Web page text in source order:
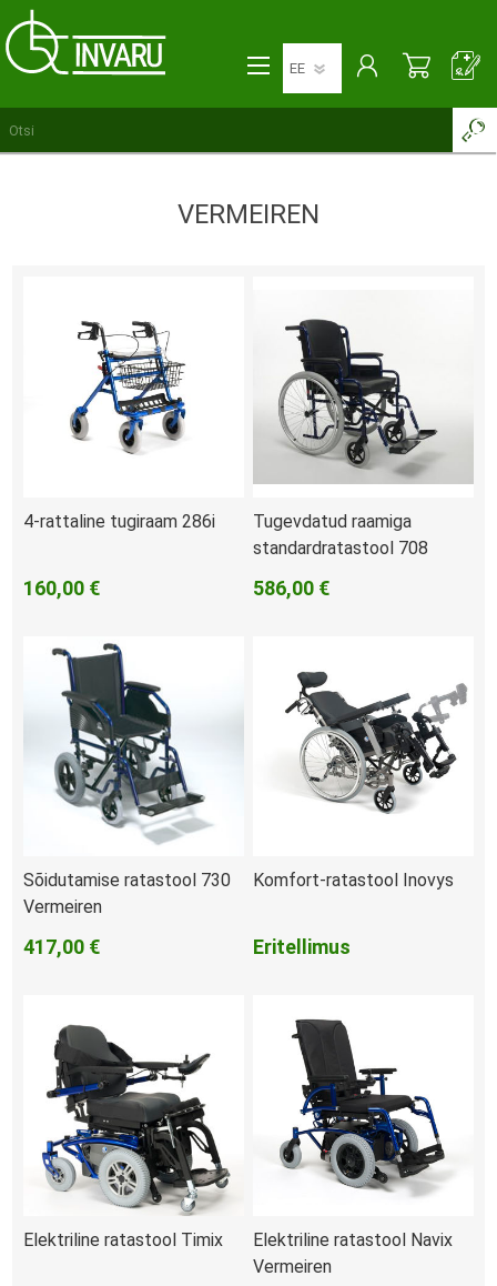
VERMEIREN
4-rattaline tugiraam 286i
160,00 €
Tugevdatud raamiga
standardratastool 708
586,00 €
Sõidutamise ratastool 730
Vermeiren
417,00 €
Komfort-ratastool Inovys
Eritellimus
Elektriline ratastool Timix
Elektriline ratastool Navix
Vermeiren